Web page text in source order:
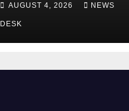
AUGUST 4, 2026 NEWS
DESK